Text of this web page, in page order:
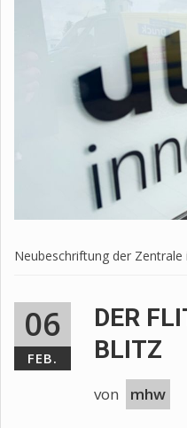
Neubeschriftung der Zentrale
06
FEB.
DER
BLITZ
von mhw